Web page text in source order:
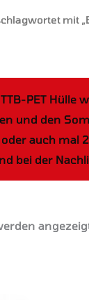
mit
TTB-PET
und den
oder auch mal
bei der